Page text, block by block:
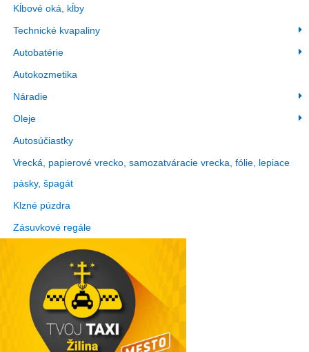
Kĺbové oká, kĺby
Technické kvapaliny
Autobatérie
Autokozmetika
Náradie
Oleje
Autosúčiastky
Vrecká, papierové vrecko, samozatváracie vrecka, fólie, lepiace
pásky, špagát
Klzné púzdra
Zásuvkové regále